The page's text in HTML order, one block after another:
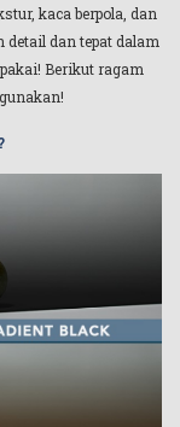
kaca berpola, dan
detail dan tepat dalam
Berikut ragam